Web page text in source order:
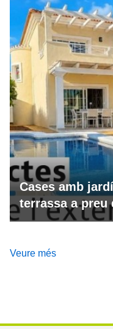
Cases amb
terrassa a preu
Veure més